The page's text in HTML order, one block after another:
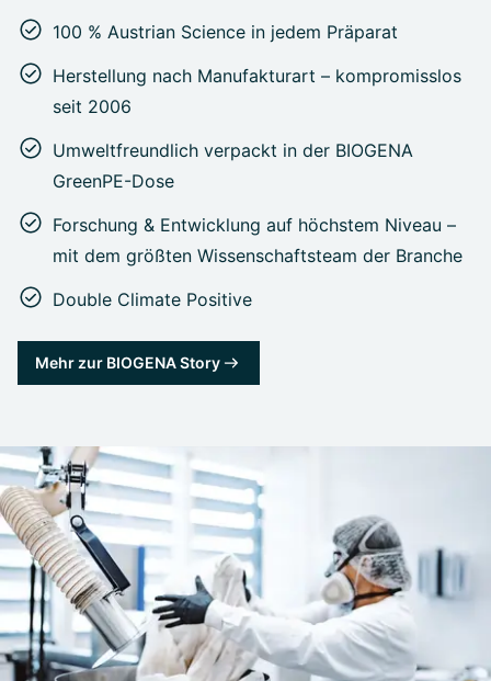
100 % Austrian Science in jedem Präparat
Herstellung nach Manufakturart – kompromisslos
seit 2006
Umweltfreundlich verpackt in der BIOGENA
GreenPE-Dose
Forschung & Entwicklung auf höchstem Niveau –
mit dem größten Wissenschaftsteam der Branche
Double Climate Positive
Mehr zur BIOGENA Story